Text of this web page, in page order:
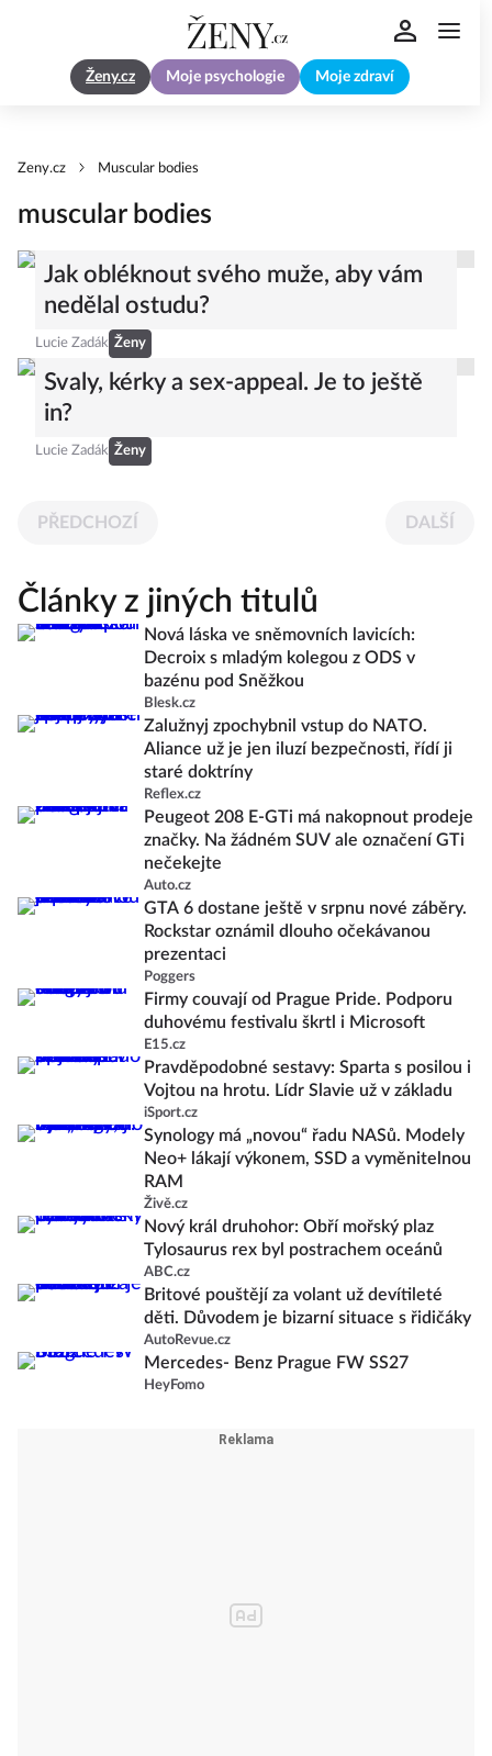
Ženy.cz Moje psychologie Moje zdraví
Zeny.cz Muscular bodies
muscular bodies
Jak obléknout svého muže, aby vám
nedělal ostudu?
Lucie Zadák Ženy
Svaly, kérky a sex-appeal. Je to ještě
in?
Lucie Zadák Ženy
PŘEDCHOZÍ DALŠÍ
Články z jiných titulů
Nová láska ve sněmovních lavicích:
Decroix s mladým kolegou z ODS v
bazénu pod Sněžkou
Blesk.cz
Zalužnyj zpochybnil vstup do NATO.
Aliance už je jen iluzí bezpečnosti, řídí ji
staré doktríny
Reflex.cz
Peugeot 208 E-GTi má nakopnout prodeje
značky. Na žádném SUV ale označení GTi
nečekejte
Auto.cz
GTA 6 dostane ještě v srpnu nové záběry.
Rockstar oznámil dlouho očekávanou
prezentaci
Poggers
Firmy couvají od Prague Pride. Podporu
duhovému festivalu škrtl i Microsoft
E15.cz
Pravděpodobné sestavy: Sparta s posilou i
Vojtou na hrotu. Lídr Slavie už v základu
iSport.cz
Synology má „novou“ řadu NASů. Modely
Neo+ lákají výkonem, SSD a vyměnitelnou
RAM
Živě.cz
Nový král druhohor: Obří mořský plaz
Tylosaurus rex byl postrachem oceánů
ABC.cz
Britové pouštějí za volant už devítileté
děti. Důvodem je bizarní situace s řidičáky
AutoRevue.cz
Mercedes- Benz Prague FW SS27
HeyFomo